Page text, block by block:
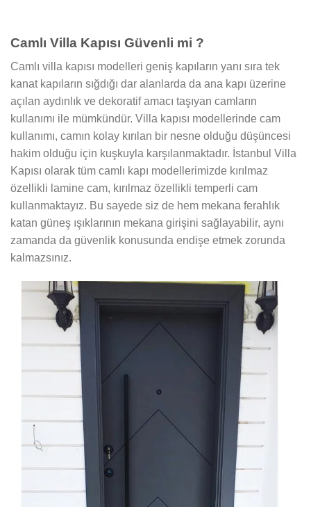
Camlı Villa Kapısı Güvenli mi ?
Camlı villa kapısı modelleri geniş kapıların yanı sıra tek
kanat kapıların sığdığı dar alanlarda da ana kapı üzerine
açılan aydınlık ve dekoratif amacı taşıyan camların
kullanımı ile mümkündür. Villa kapısı modellerinde cam
kullanımı, camın kolay kırılan bir nesne olduğu düşüncesi
hakim olduğu için kuşkuyla karşılanmaktadır. İstanbul Villa
Kapısı olarak tüm camlı kapı modellerimizde kırılmaz
özellikli lamine cam, kırılmaz özellikli temperli cam
kullanmaktayız. Bu sayede siz de hem mekana ferahlık
katan güneş ışıklarının mekana girişini sağlayabilir, aynı
zamanda da güvenlik konusunda endişe etmek zorunda
kalmazsınız.